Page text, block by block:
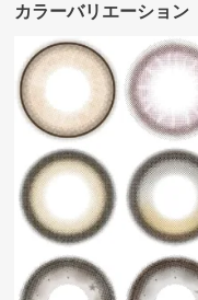
カラーバリエーション